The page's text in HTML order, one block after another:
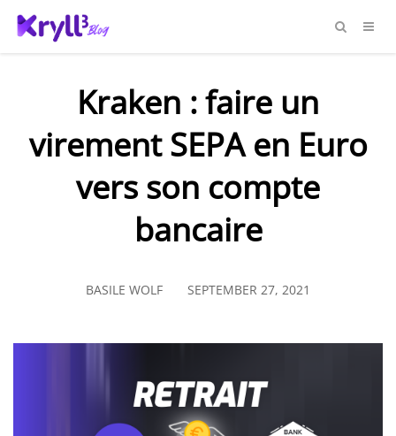
Kraken : faire un
virement SEPA en Euro
vers son compte
bancaire
BASILE WOLF SEPTEMBER 27, 2021